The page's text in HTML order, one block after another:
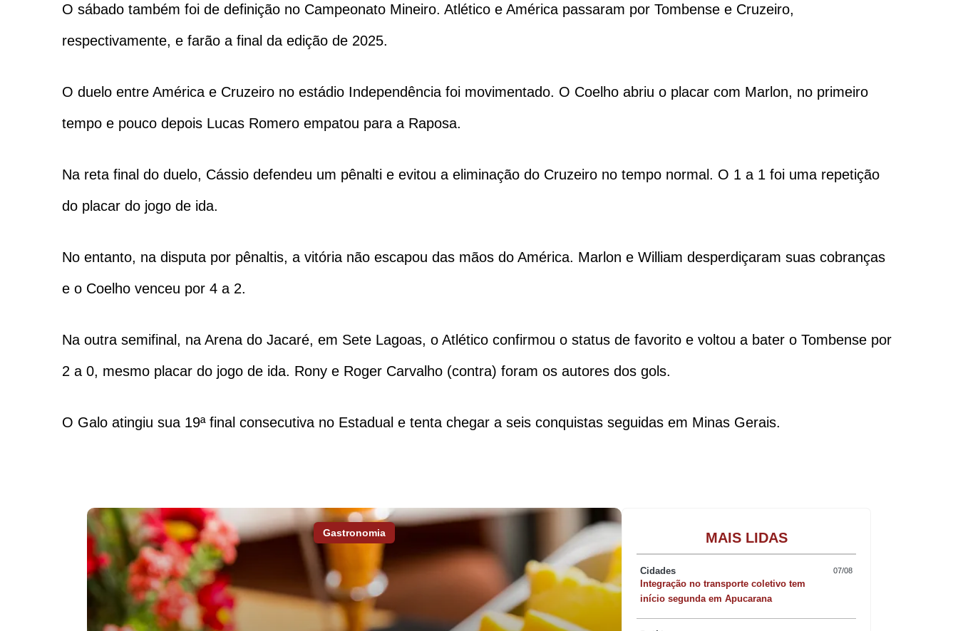
O sábado também foi de definição no Campeonato Mineiro. Atlético e América passaram por Tombense e Cruzeiro,
respectivamente, e farão a final da edição de 2025.
O duelo entre América e Cruzeiro no estádio Independência foi movimentado. O Coelho abriu o placar com Marlon, no primeiro
tempo e pouco depois Lucas Romero empatou para a Raposa.
Na reta final do duelo, Cássio defendeu um pênalti e evitou a eliminação do Cruzeiro no tempo normal. O 1 a 1 foi uma repetição
do placar do jogo de ida.
No entanto, na disputa por pênaltis, a vitória não escapou das mãos do América. Marlon e William desperdiçaram suas cobranças
e o Coelho venceu por 4 a 2.
Na outra semifinal, na Arena do Jacaré, em Sete Lagoas, o Atlético confirmou o status de favorito e voltou a bater o Tombense por
2 a 0, mesmo placar do jogo de ida. Rony e Roger Carvalho (contra) foram os autores dos gols.
O Galo atingiu sua 19ª final consecutiva no Estadual e tenta chegar a seis conquistas seguidas em Minas Gerais.
Gastronomia MAIS LIDAS
Cidades 07/08
Integração no transporte coletivo tem
início segunda em Apucarana